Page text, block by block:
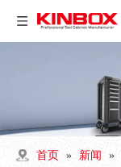
首页 » 新闻 »